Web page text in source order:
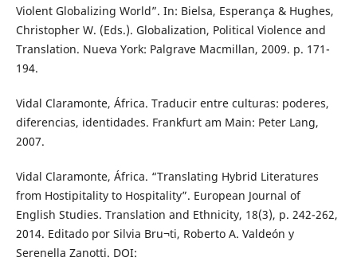
Violent Globalizing World”. In: Bielsa, Esperança & Hughes,
Christopher W. (Eds.). Globalization, Political Violence and
Translation. Nueva York: Palgrave Macmillan, 2009. p. 171-
194.
Vidal Claramonte, África. Traducir entre culturas: poderes,
diferencias, identidades. Frankfurt am Main: Peter Lang,
2007.
Vidal Claramonte, África. “Translating Hybrid Literatures
from Hostipitality to Hospitality”. European Journal of
English Studies. Translation and Ethnicity, 18(3), p. 242-262,
2014. Editado por Silvia Bru¬ti, Roberto A. Valdeón y
Serenella Zanotti. DOI: